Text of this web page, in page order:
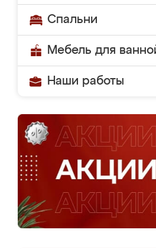
Спальни
Мебель для
Наши работы